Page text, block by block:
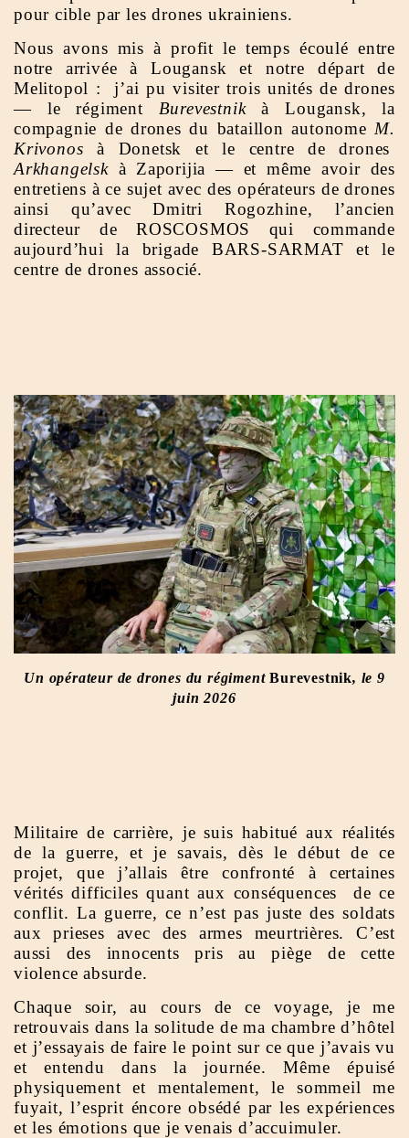
pour cible par les drones ukrainiens.
Nous avons mis à profit le temps écoulé entre
notre arrivée à Lougansk et notre départ de
Melitopol : j’ai pu visiter trois unités de drones
— le régiment Burevestnikà Lougansk, la
compagnie de drones du bataillon autonomeM.
Krivonos à Donetsk et le centre de drones
Arkhangelskà Zaporijia — et même avoir des
entretiens à ce sujet avec des opérateurs de drones
ainsi qu’avec Dmitri Rogozhine, l’ancien
directeur de ROSCOSMOS qui commande
aujourd’hui la brigade BARS-SARMAT et le
centre de drones associé.
Un opérateur de drones du régimentBurevestnik, le 9
juin 2026
Militaire de carrière, je suis habitué aux réalités
de la guerre, et je savais, dès le début de ce
projet, que j’allais être confronté à certaines
vérités difficiles quant aux conséquences de ce
conflit. La guerre, ce n’est pas juste des soldats
aux prieses avec des armes meurtrières. C’est
aussi des innocents pris au piège de cette
violence absurde.
Chaque soir, au cours de ce voyage, je me
retrouvais dans la solitude de ma chambre d’hôtel
et j’essayais de faire le point sur ce que j’avais vu
et entendu dans la journée. Même épuisé
physiquement et mentalement, le sommeil me
fuyait, l’esprit éncore obsédé par les expériences
et les émotions que je venais d’accuimuler.